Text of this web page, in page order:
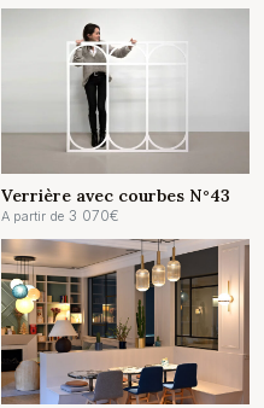
Verrière avec courbes N°43
A partir de 3 070€